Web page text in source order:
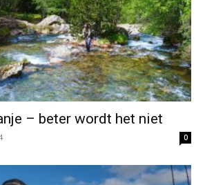
– beter wordt het niet
0